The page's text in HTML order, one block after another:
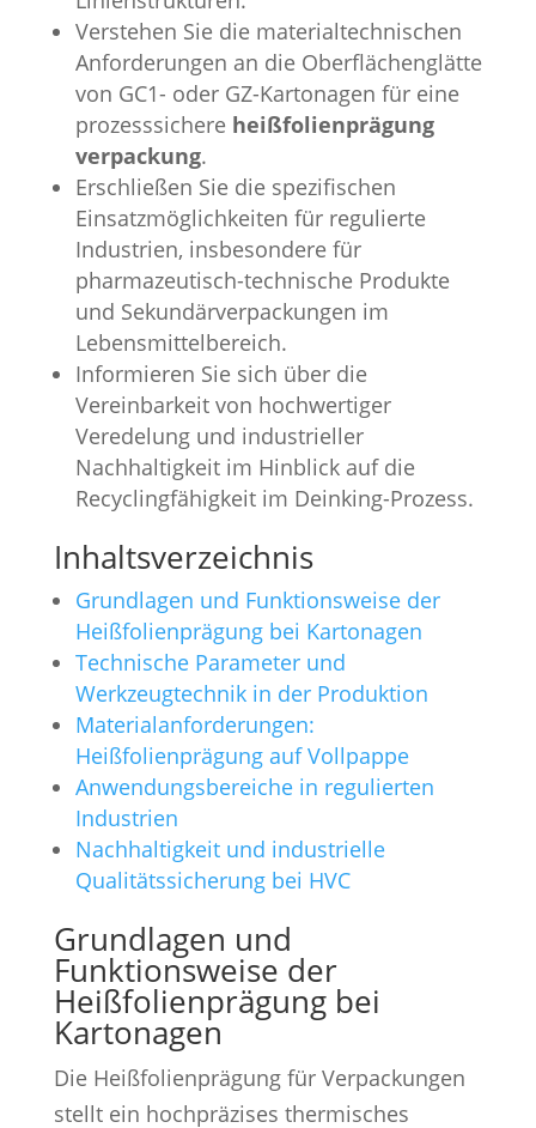
Verstehen Sie die materialtechnischen
Anforderungen an die Oberflächenglätte
von GC1- oder GZ-Kartonagen für eine
prozesssichere heißfolienprägung
verpackung.
Erschließen Sie die spezifischen
Einsatzmöglichkeiten für regulierte
Industrien, insbesondere für
pharmazeutisch-technische Produkte
und Sekundärverpackungen im
Lebensmittelbereich.
Informieren Sie sich über die
Vereinbarkeit von hochwertiger
Veredelung und industrieller
Nachhaltigkeit im Hinblick auf die
Recyclingfähigkeit im Deinking-Prozess.
Inhaltsverzeichnis
Grundlagen und Funktionsweise der
Heißfolienprägung bei Kartonagen
Technische Parameter und
Werkzeugtechnik in der Produktion
Materialanforderungen:
Heißfolienprägung auf Vollpappe
Anwendungsbereiche in regulierten
Industrien
Nachhaltigkeit und industrielle
Qualitätssicherung bei HVC
Grundlagen und
Funktionsweise der
Heißfolienprägung bei
Kartonagen
Die Heißfolienprägung für Verpackungen
stellt ein hochpräzises thermisches